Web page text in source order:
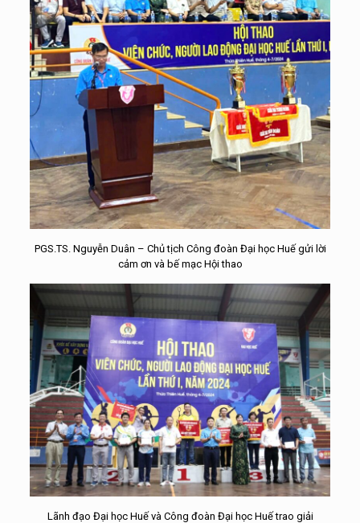
PGS.TS. Nguyễn Duân – Chủ tịch Công đoàn Đại học Huế gửi lời
cảm ơn và bế mạc Hội thao
Lãnh đạo Đại học Huế và Công đoàn Đại học Huế trao giải